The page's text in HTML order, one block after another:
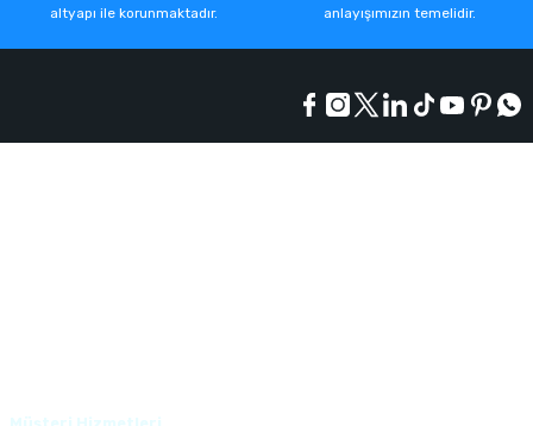
altyapı ile korunmaktadır.
anlayışımızın temelidir.